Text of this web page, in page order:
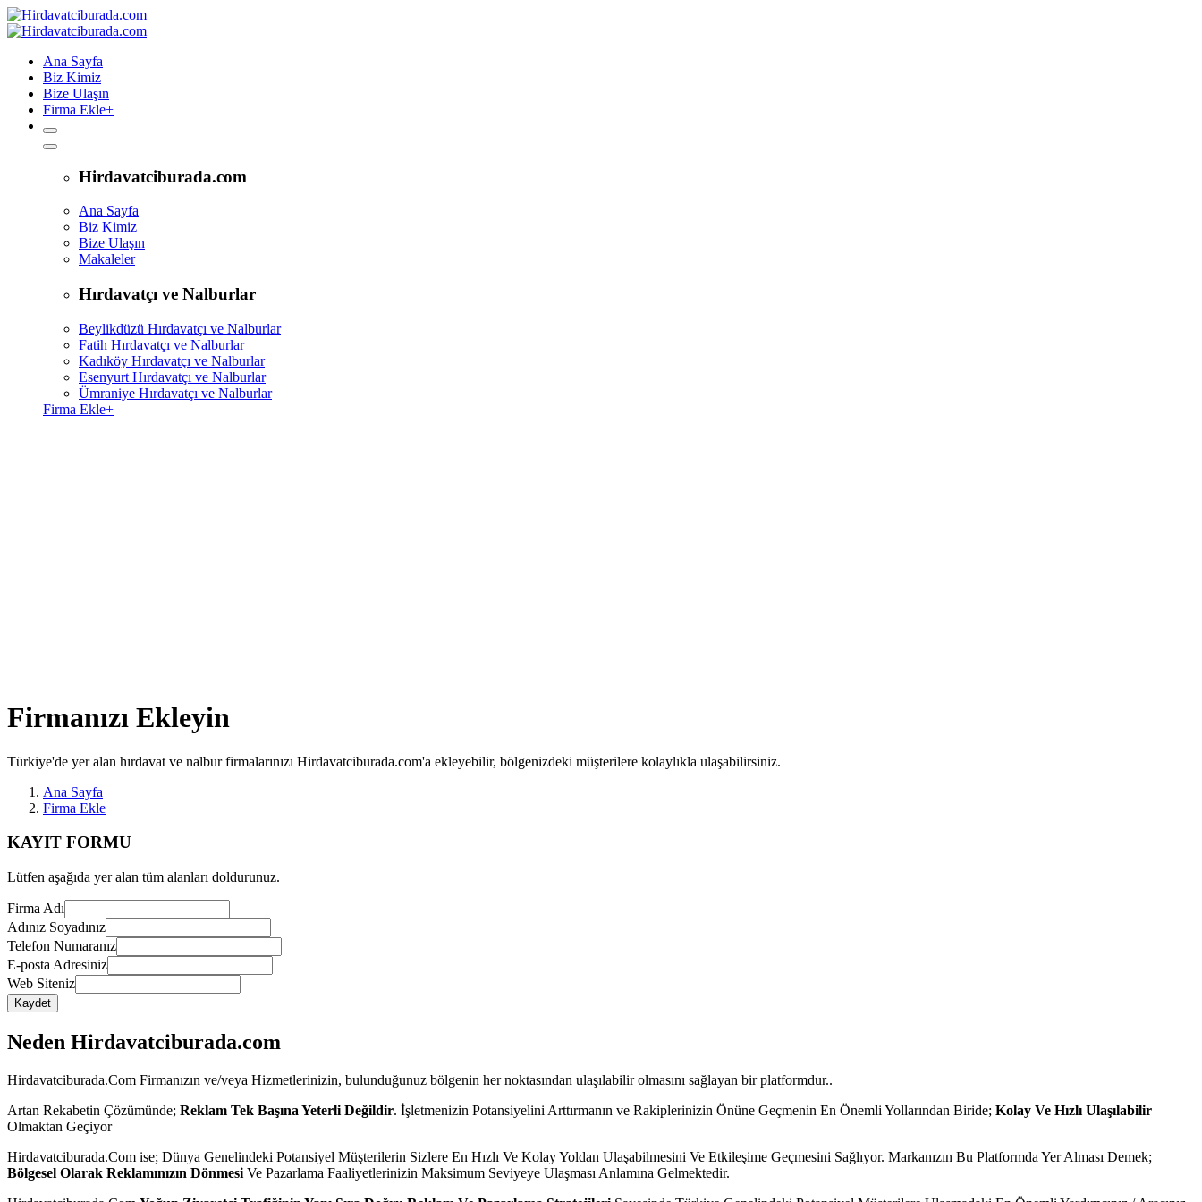
Ana Sayfa
Biz Kimiz
Bize Ulaşın
Firma Ekle+
Hirdavatciburada.com
Ana Sayfa
Biz Kimiz
Bize Ulaşın
Makaleler
Hırdavatçı ve Nalburlar
Beylikdüzü Hırdavatçı ve Nalburlar
Fatih Hırdavatçı ve Nalburlar
Kadıköy Hırdavatçı ve Nalburlar
Esenyurt Hırdavatçı ve Nalburlar
Ümraniye Hırdavatçı ve Nalburlar
Firma Ekle+
Firmanızı Ekleyin
Türkiye'de yer alan hırdavat ve nalbur firmalarınızı Hirdavatciburada.com'a ekleyebilir, bölgenizdeki müşterilere kolaylıkla ulaşabilirsiniz.
Ana Sayfa
Firma Ekle
KAYIT FORMU
Lütfen aşağıda yer alan tüm alanları doldurunuz.
Firma Adı
Adınız Soyadınız
Telefon Numaranız
E-posta Adresiniz
Web Siteniz
Kaydet
Neden Hirdavatciburada.com
Hirdavatciburada.Com Firmanızın ve/veya Hizmetlerinizin, bulunduğunuz bölgenin her noktasından ulaşılabilir olmasını sağlayan bir platformdur..
Artan Rekabetin Çözümünde; Reklam Tek Başına Yeterli Değildir. İşletmenizin Potansiyelini Arttırmanın ve Rakiplerinizin Önüne Geçmenin En Önemli Yollarından Biride; Kolay Ve Hızlı Ulaşılabilir
Olmaktan Geçiyor
Hirdavatciburada.Com ise; Dünya Genelindeki Potansiyel Müşterilerin Sizlere En Hızlı Ve Kolay Yoldan Ulaşabilmesini Ve Etkileşime Geçmesini Sağlıyor. Markanızın Bu Platformda Yer Alması Demek;
Bölgesel Olarak Reklamınızın Dönmesi Ve Pazarlama Faaliyetlerinizin Maksimum Seviyeye Ulaşması Anlamına Gelmektedir.